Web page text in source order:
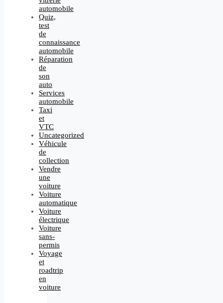
automobile
Quiz,
test
de
connaissance
automobile
Réparation
de
son
auto
Services
automobile
Taxi
et
VTC
Uncategorized
Véhicule
de
collection
Vendre
une
voiture
Voiture
automatique
Voiture
électrique
Voiture
sans-
permis
Voyage
et
roadtrip
en
voiture